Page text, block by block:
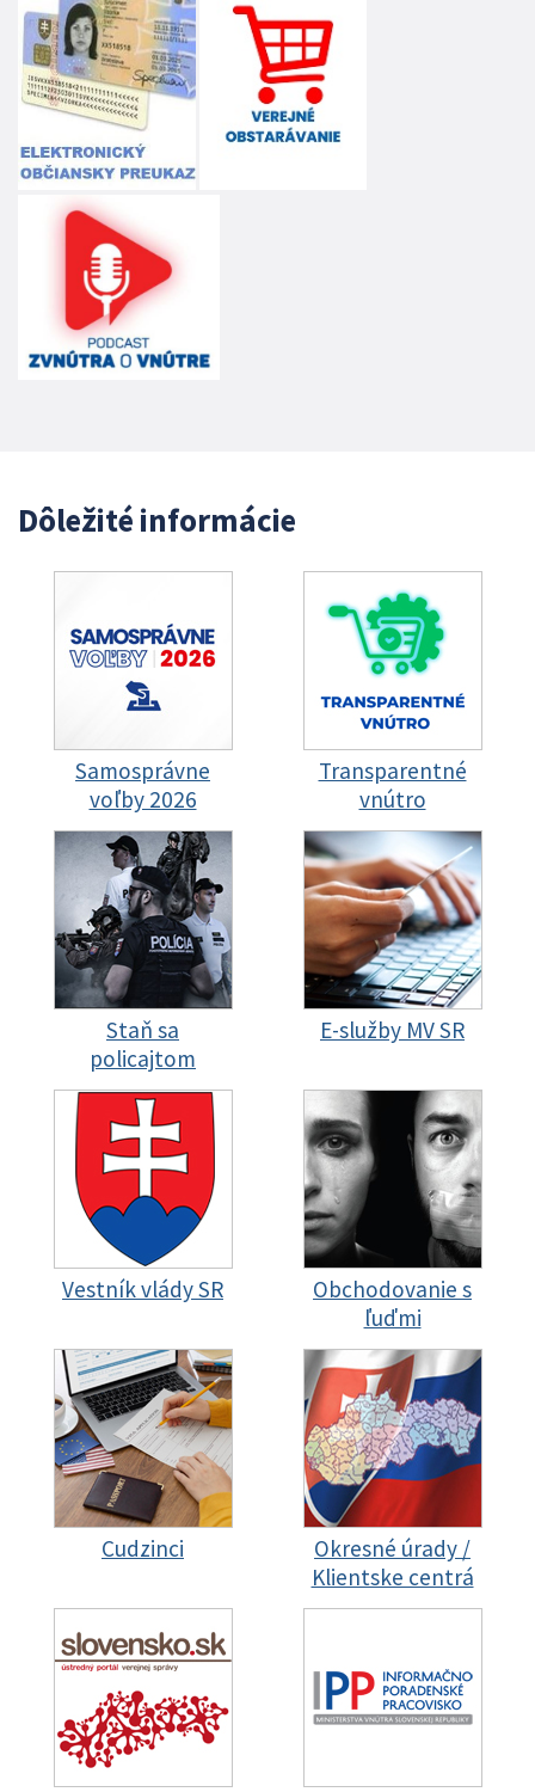
Dôležité informácie
Samosprávne
voľby 2026
Transparentné
vnútro
Staň sa
policajtom
E-služby MV SR
Vestník vlády SR
Obchodovanie s
ľuďmi
Cudzinci
Okresné úrady /
Klientske centrá